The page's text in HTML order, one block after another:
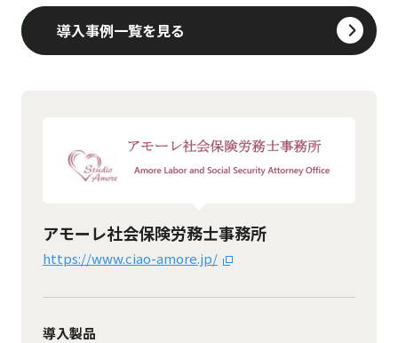
導入事例一覧を見る
アモーレ社会保険労務士事務所
https://www.ciao-amore.jp/
導入製品